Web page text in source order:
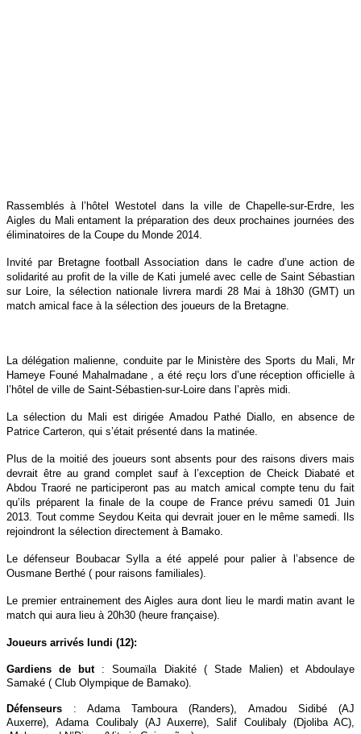
Rassemblés à l’hôtel Westotel dans la ville de Chapelle-sur-Erdre, les
Aigles du Mali entament la préparation des deux prochaines journées des
éliminatoires de la Coupe du Monde 2014.
Invité par Bretagne football Association dans le cadre d’une action de
solidarité au profit de la ville de Kati jumelé avec celle de Saint Sébastian
sur Loire, la sélection nationale livrera mardi 28 Mai à 18h30 (GMT) un
match amical face à la sélection des joueurs de la Bretagne.
La délégation malienne, conduite par le Ministère des Sports du Mali, Mr
Hameye Founé Mahalmadane , a été reçu lors d’une réception officielle à
l’hôtel de ville de Saint-Sébastien-sur-Loire dans l’après midi.
La sélection du Mali est dirigée Amadou Pathé Diallo, en absence de
Patrice Carteron, qui s’était présenté dans la matinée.
Plus de la moitié des joueurs sont absents pour des raisons divers mais
devrait être au grand complet sauf à l’exception de Cheick Diabaté et
Abdou Traoré ne participeront pas au match amical compte tenu du fait
qu’ils préparent la finale de la coupe de France prévu samedi 01 Juin
2013. Tout comme Seydou Keita qui devrait jouer en le même samedi. Ils
rejoindront la sélection directement à Bamako.
Le défenseur Boubacar Sylla a été appelé pour palier à l’absence de
Ousmane Berthé ( pour raisons familiales).
Le premier entrainement des Aigles aura dont lieu le mardi matin avant le
match qui aura lieu à 20h30 (heure française).
Joueurs arrivés lundi (12):
Gardiens de but
: Soumaïla Diakité ( Stade Malien) et Abdoulaye
Samaké ( Club Olympique de Bamako).
Défenseurs : Adama Tamboura (Randers), Amadou Sidibé (AJ
Auxerre),Adama Coulibaly (AJ Auxerre), Salif Coulibaly (Djoliba AC),